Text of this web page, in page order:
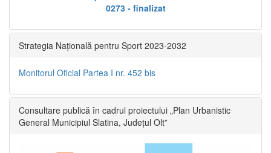
0273 - finalizat
Strategia Națională pentru Sport 2023-2032
Monitorul Oficial Partea I nr. 452 bis
Consultare publică în cadrul proiectului „Plan Urbanistic
General Municipiul Slatina, Județul Olt”